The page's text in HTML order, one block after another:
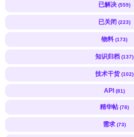
已解决 (559)
已关闭 (223)
物料 (173)
知识归档 (137)
技术干货 (102)
API (81)
精华帖 (78)
需求 (73)